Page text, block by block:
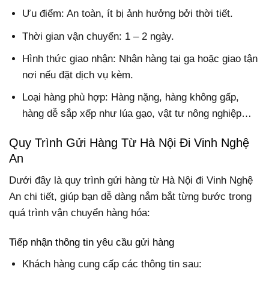
Ưu điểm: An toàn, ít bị ảnh hưởng bởi thời tiết.
Thời gian vận chuyển: 1 – 2 ngày.
Hình thức giao nhận: Nhận hàng tại ga hoặc giao tận
nơi nếu đặt dịch vụ kèm.
Loại hàng phù hợp: Hàng nặng, hàng không gấp,
hàng dễ sắp xếp như lúa gạo, vật tư nông nghiệp…
Quy Trình Gửi Hàng Từ Hà Nội Đi Vinh Nghệ
An
Dưới đây là quy trình gửi hàng từ Hà Nội đi Vinh Nghệ
An chi tiết, giúp bạn dễ dàng nắm bắt từng bước trong
quá trình vận chuyển hàng hóa:
Tiếp nhận thông tin yêu cầu gửi hàng
Khách hàng cung cấp các thông tin sau: